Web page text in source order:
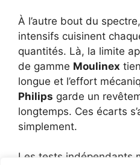
À l’autre bout du
intensifs cuisinent
quantités. Là, la limite
de gamme Moulinex
longue et l’effort
Philips garde un
longtemps. Ces écarts
simplement.
Les tests indépendants